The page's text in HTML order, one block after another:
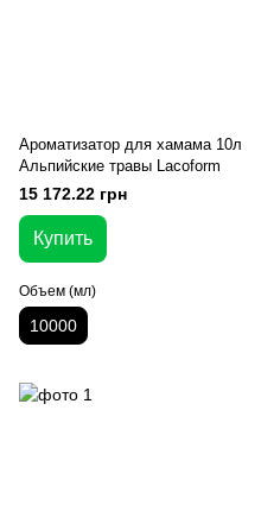
Ароматизатор для хамама 10л
Альпийские травы Lacoform
15 172.22 грн
Купить
Объем (мл)
10000